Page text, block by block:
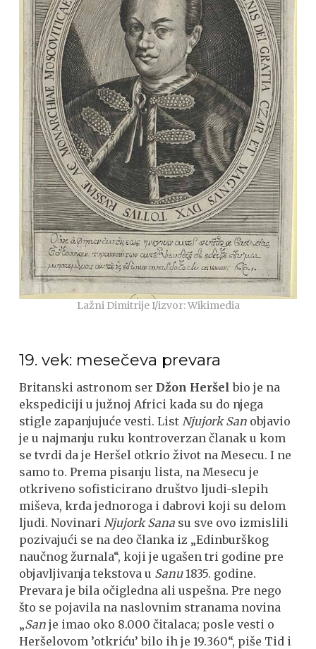
Lažni Dimitrije I/izvor: Wikimedia
19. vek: mesečeva prevara
Britanski astronom serDžon Heršel bio je na
ekspediciji u južnoj Africi kada su do njega
stigle zapanjujuće vesti. List Njujork San objavio
je u najmanju ruku kontroverzan članak u kom
se tvrdi da je Heršel otkrio život na Mesecu. I ne
samo to. Prema pisanju lista, na Mesecu je
otkriveno sofisticirano društvo ljudi-slepih
miševa, krda jednoroga i dabrovi koji su delom
ljudi. Novinari Njujork Sana su sve ovo izmislili
pozivajući se na deo članka iz „Edinburškog
naučnog žurnala“, koji je ugašen tri godine pre
objavljivanja tekstova u Sanu1835. godine.
Prevara je bila očigledna ali uspešna. Pre nego
što se pojavila na naslovnim stranama novina
„San je imao oko 8.000 čitalaca; posle vesti o
Heršelovom ’otkriću’ bilo ih je 19.360“, piše Tid i